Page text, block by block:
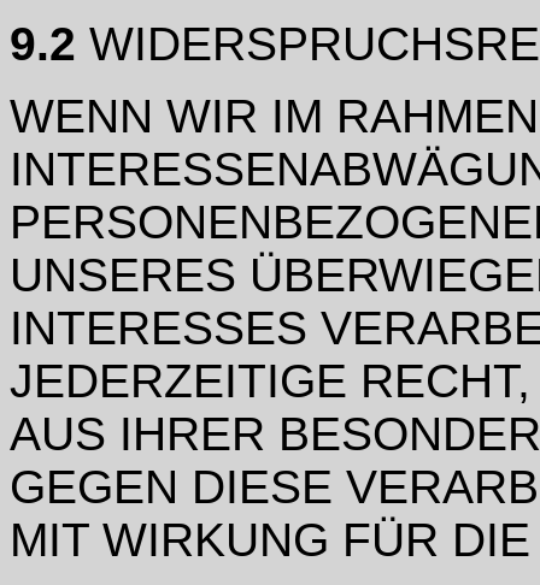
9.2
WENN WIR IM
UNSERES
INTERESSES
JEDERZEITIGE
AUS IHRER
GEGEN DIESE
MIT WIRKUNG FÜR